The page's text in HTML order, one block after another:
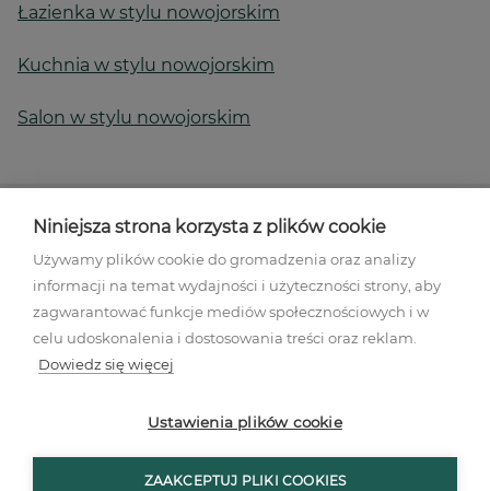
Łazienka w stylu nowojorskim
Kuchnia w stylu nowojorskim
Salon w stylu nowojorskim
Regulamin akcji promocyjnej
Polityka prywatności
Regulamin
Mapa stron
Niniejsza strona korzysta z plików cookie
Używamy plików cookie do gromadzenia oraz analizy
informacji na temat wydajności i użyteczności strony, aby
zagwarantować funkcje mediów społecznościowych i w
celu udoskonalenia i dostosowania treści oraz reklam.
Dowiedz się więcej
Ustawienia plików cookie
ZAAKCEPTUJ PLIKI COOKIES